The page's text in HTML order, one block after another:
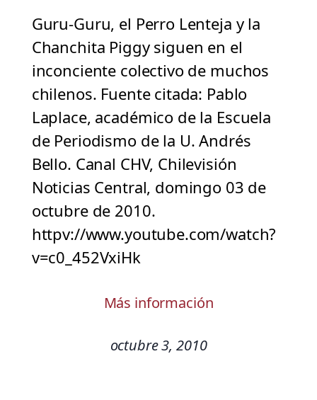
Guru-Guru, el Perro Lenteja y la
Chanchita Piggy siguen en el
inconciente colectivo de muchos
chilenos. Fuente citada: Pablo
Laplace, académico de la Escuela
de Periodismo de la U. Andrés
Bello. Canal CHV, Chilevisión
Noticias Central, domingo 03 de
octubre de 2010.
httpv://www.youtube.com/watch?
v=c0_452VxiHk
Más información
octubre 3, 2010